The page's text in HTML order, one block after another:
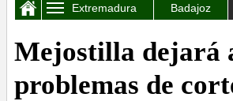
Extremadura Badajoz
Mejostilla dejará
problemas de